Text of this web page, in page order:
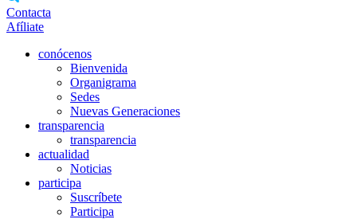
Contacta
Afíliate
conócenos
Bienvenida
Organigrama
Sedes
Nuevas Generaciones
transparencia
transparencia
actualidad
Noticias
participa
Suscríbete
Participa